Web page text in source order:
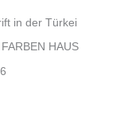
in der Türkei
HAUS